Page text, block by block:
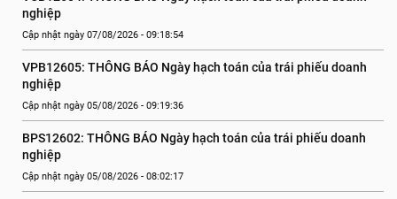
nghiệp
Cập nhật ngày 07/08/2026 - 09:18:54
VPB12605: THÔNG BÁO Ngày hạch toán của trái phiếu doanh
nghiệp
Cập nhật ngày 05/08/2026 - 09:19:36
BPS12602: THÔNG BÁO Ngày hạch toán của trái phiếu doanh
nghiệp
Cập nhật ngày 05/08/2026 - 08:02:17